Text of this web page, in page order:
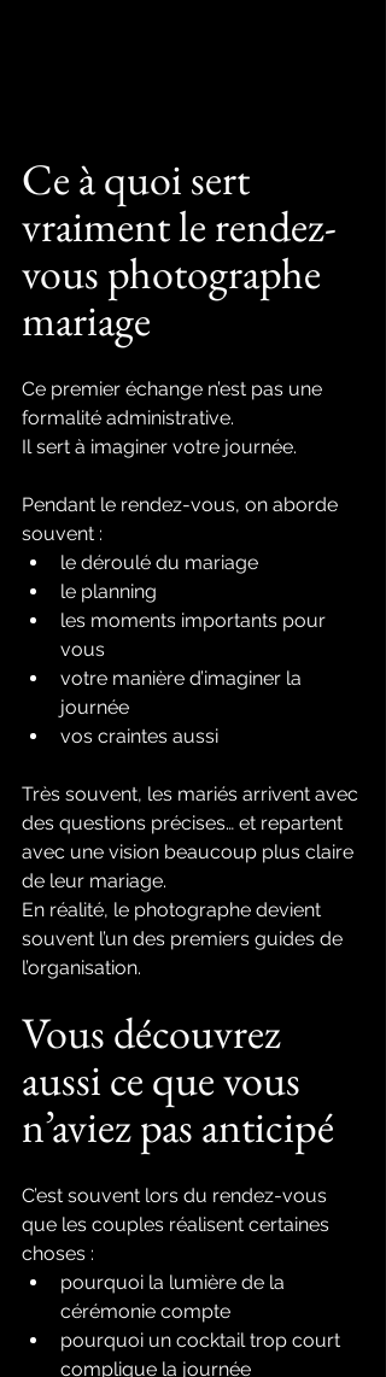
Ce à quoi sert
vraiment le rendez-
vous photographe
mariage
Ce premier échange n’est pas une
formalité administrative.
Il sert à imaginer votre journée.
Pendant le rendez-vous, on aborde
souvent :
le déroulé du mariage
le planning
les moments importants pour
vous
votre manière d’imaginer la
journée
vos craintes aussi
Très souvent, les mariés arrivent avec
des questions précises… et repartent
avec une vision beaucoup plus claire
de leur mariage.
En réalité, le photographe devient
souvent l’un des premiers guides de
l’organisation.
Vous découvrez
aussi ce que vous
n’aviez pas anticipé
C’est souvent lors du rendez-vous
que les couples réalisent certaines
choses :
pourquoi la lumière de la
cérémonie compte
pourquoi un cocktail trop court
complique la journée